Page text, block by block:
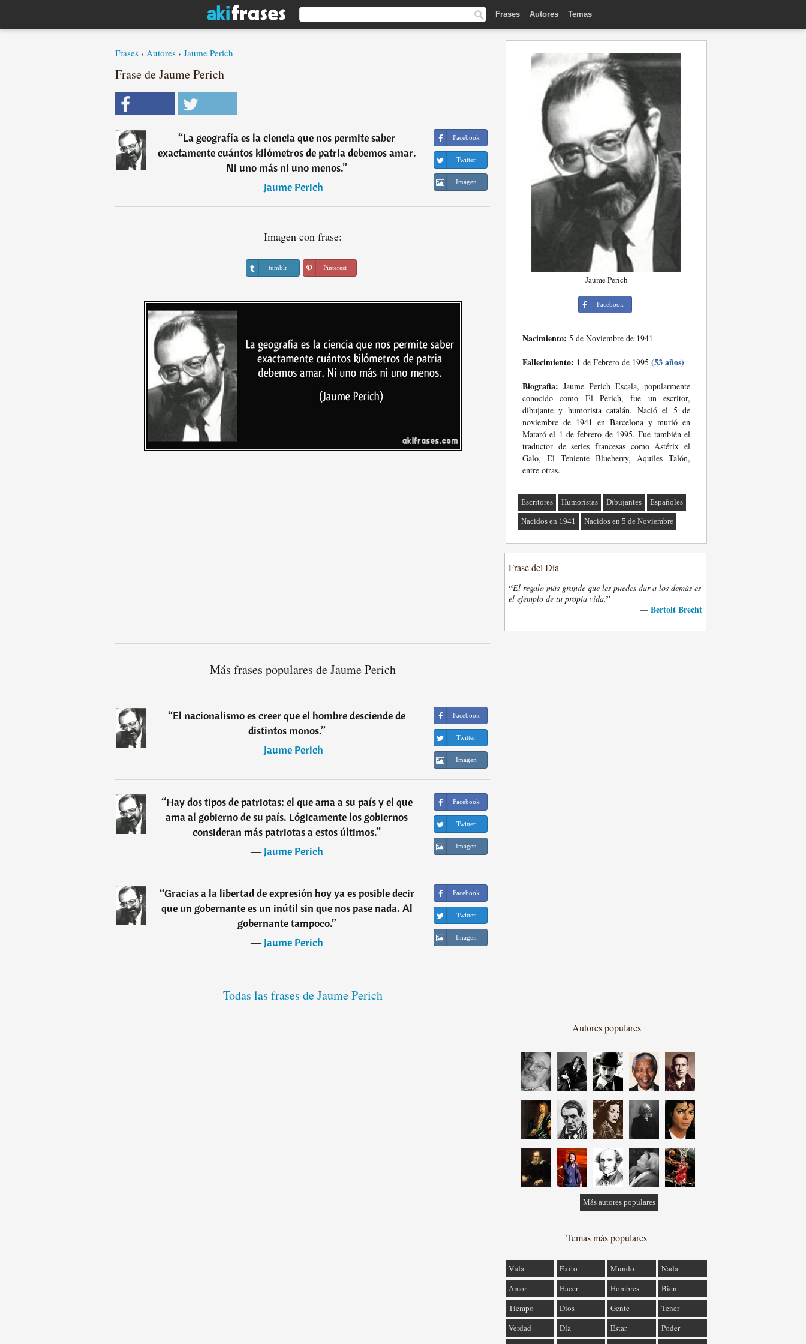
Frases Autores Temas
Frases › Autores › Jaume Perich
Frase de Jaume Perich
“La geografía es la ciencia que nos permite saber
exactamente cuántos kilómetros de patria debemos amar.
Ni uno más ni uno menos.”
―Jaume Perich
Facebook
Twitter
Imagen
Imagen con frase:
tumblr Pinterest
Más frases populares de Jaume Perich
“El nacionalismo es creer que el hombre desciende de
distintos monos.”
―Jaume Perich
Facebook
Twitter
Imagen
“Hay dos tipos de patriotas: el que ama a su país y el que
ama al gobierno de su país. Lógicamente los gobiernos
consideran más patriotas a estos últimos.”
―Jaume Perich
Facebook
Twitter
Imagen
“Gracias a la libertad de expresión hoy ya es posible decir
que un gobernante es un inútil sin que nos pase nada. Al
gobernante tampoco.”
―Jaume Perich
Facebook
Twitter
Imagen
Todas las frases de Jaume Perich
Jaume Perich
Facebook
Nacimiento: 5 de Noviembre de 1941
Fallecimiento: 1 de Febrero de 1995 (53 años)
Biografia: Jaume Perich Escala, popularmente
conocido como El Perich, fue un escritor,
dibujante y humorista catalán. Nació el 5 de
noviembre de 1941 en Barcelona y murió en
Mataró el 1 de febrero de 1995. Fue también el
traductor de series francesas como Astérix el
Galo, El Teniente Blueberry, Aquiles Talón,
entre otras.
Escritores Humoristas Dibujantes Españoles
Nacidos en 1941 Nacidos en 5 de Noviembre
Frase del Día
“El regalo más grande que les puedes dar a los demás es
el ejemplo de tu propia vida.”
— Bertolt Brecht
Autores populares
Más autores populares
Temas más populares
Vida Éxito Mundo
Nada
Amor
Hacer Hombres
Bien
Tiempo
Dios Gente
Tener
Verdad
Día Estar
Poder